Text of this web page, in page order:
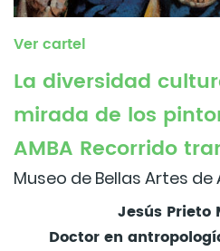
Ver cartel
La diversidad
mirada de los
AMBA Recorrido
Museo de Bellas Artes de
Jesús Prieto
Doctor en